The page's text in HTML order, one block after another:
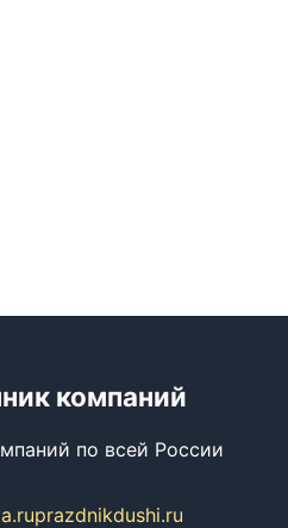
компаний
по всей России
prazdnikdushi.ru